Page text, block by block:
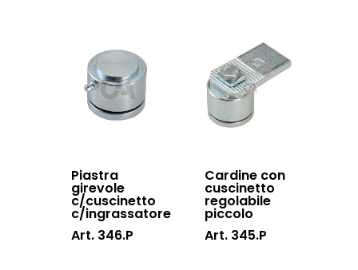
Piastra
girevole
c/cuscinetto
c/ingrassatore
Art. 346.P
Cardine con
cuscinetto
regolabile
piccolo
Art. 345.P
Inox